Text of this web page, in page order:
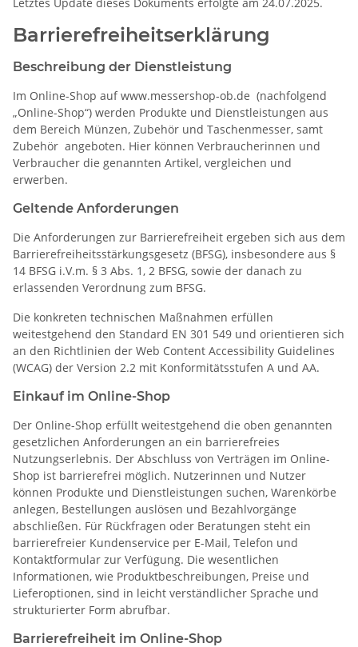
Barrierefreiheitserklärung
Beschreibung der Dienstleistung
Im Online-Shop auf www.messershop-ob.de (nachfolgend
„Online-Shop“) werden Produkte und Dienstleistungen aus
dem Bereich Münzen, Zubehör und Taschenmesser, samt
Zubehör angeboten. Hier können Verbraucherinnen und
Verbraucher die genannten Artikel, vergleichen und
erwerben.
Geltende Anforderungen
Die Anforderungen zur Barrierefreiheit ergeben sich aus dem
Barrierefreiheitsstärkungsgesetz (BFSG), insbesondere aus §
14 BFSG i.V.m. § 3 Abs. 1, 2 BFSG, sowie der danach zu
erlassenden Verordnung zum BFSG.
Die konkreten technischen Maßnahmen erfüllen
weitestgehend den Standard EN 301 549 und orientieren sich
an den Richtlinien der Web Content Accessibility Guidelines
(WCAG) der Version 2.2 mit Konformitätsstufen A und AA.
Einkauf im Online-Shop
Der Online-Shop erfüllt weitestgehend die oben genannten
gesetzlichen Anforderungen an ein barrierefreies
Nutzungserlebnis. Der Abschluss von Verträgen im Online-
Shop ist barrierefrei möglich. Nutzerinnen und Nutzer
können Produkte und Dienstleistungen suchen, Warenkörbe
anlegen, Bestellungen auslösen und Bezahlvorgänge
abschließen. Für Rückfragen oder Beratungen steht ein
barrierefreier Kundenservice per E-Mail, Telefon und
Kontaktformular zur Verfügung. Die wesentlichen
Informationen, wie Produktbeschreibungen, Preise und
Lieferoptionen, sind in leicht verständlicher Sprache und
strukturierter Form abrufbar.
Barrierefreiheit im Online-Shop